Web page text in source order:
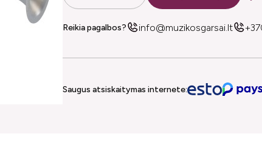
Reikia pagalbos? info@muzikosgarsai.lt
Saugus atsiskaitymas internete: